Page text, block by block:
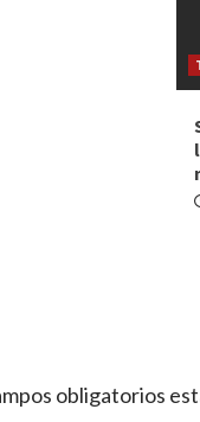
obligatorios